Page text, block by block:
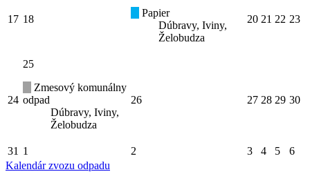
17 18
Papier
Dúbravy, Iviny,
Želobudza
20 21 22 23
24
25
Zmesový komunálny
odpad
Dúbravy, Iviny,
Želobudza
26 27 28 29 30
31 1 2 3 4 5
6
Kalendár zvozu odpadu